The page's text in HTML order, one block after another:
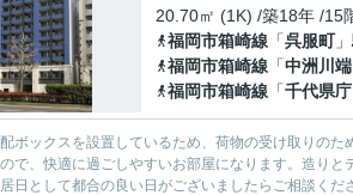
20.70㎡ (1K) /築18年 /15
福岡市箱崎線 「呉服町
福岡市箱崎線 「中洲川端
福岡市箱崎線 「千代県庁
ボックスを設置しているため、荷物の受け取りの
で、快適に過ごしやすいお部屋になります。造り
日として都合の良い日がございましたらご相談く